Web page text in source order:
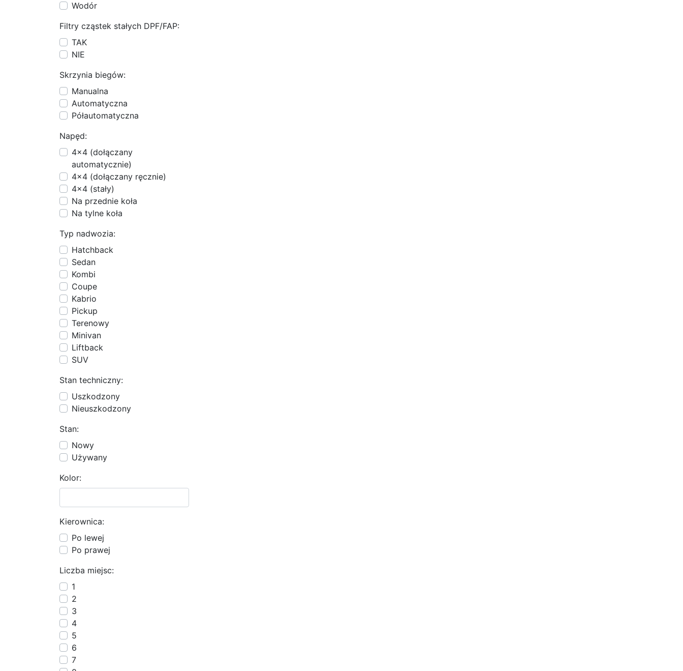
Wodór
Filtry cząstek stałych DPF/FAP:
TAK
NIE
Skrzynia biegów:
Manualna
Automatyczna
Półautomatyczna
Napęd:
4x4 (dołączany
automatycznie)
4x4 (dołączany ręcznie)
4x4 (stały)
Na przednie koła
Na tylne koła
Typ nadwozia:
Hatchback
Sedan
Kombi
Coupe
Kabrio
Pickup
Terenowy
Minivan
Liftback
SUV
Stan techniczny:
Uszkodzony
Nieuszkodzony
Stan:
Nowy
Używany
Kolor:
Kierownica:
Po lewej
Po prawej
Liczba miejsc:
1
2
3
4
5
6
7